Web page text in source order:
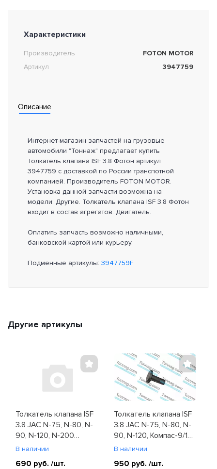
Характеристики
Производитель
FOTON MOTOR
Артикул
3947759
Описание
Интернет-магазин запчастей на грузовые
автомобили "Тоннаж" предлагает купить
Толкатель клапана ISF 3.8 Фотон артикул
3947759 с доставкой по России транспотной
компанией. Производитель FOTON MOTOR.
Установка данной запчасти возможна на
модели: Другие. Толкатель клапана ISF 3.8 Фотон
входит в состав агрегатов: Двигатель.
Оплатить запчасть возможно наличными,
банковской картой или курьеру.
Подменные артикулы: 3947759F
Другие артикулы
Толкатель клапана ISF
3.8 JAC N-75, N-80, N-
90, N-120, N-200
(C3947759)
В наличии
690 руб. /шт.
Толкатель клапана ISF
3.8 JAC N-75, N-80, N-
90, N-120, Компас-9/12
(3947759F)
В наличии
950 руб. /шт.